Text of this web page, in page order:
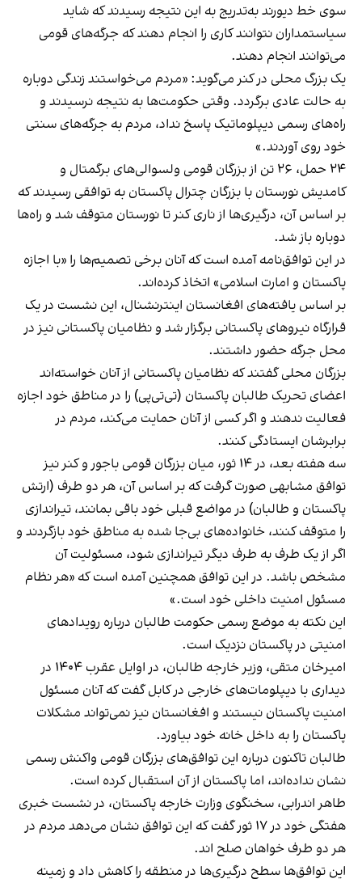
سوی خط دیورند به‌تدریج به این نتیجه رسیدند که شاید
سیاستمداران نتوانند کاری را انجام دهند که جرگه‌های قومی
می‌توانند انجام دهند.
یک بزرگ محلی در کنر می‌گوید: «مردم می‌خواستند زندگی دوباره
به حالت عادی برگردد. وقتی حکومت‌ها به نتیجه نرسیدند و
راه‌های رسمی دیپلوماتیک پاسخ نداد، مردم به جرگه‌های سنتی
خود روی آوردند.»
۲۴ حمل، ۲۶ تن از بزرگان قومی ولسوالی‌های برگمتال و
کامدیش نورستان با بزرگان چترال پاکستان به توافقی رسیدند که
بر اساس آن، درگیری‌ها از ناری کنر تا نورستان متوقف شد و راه‌ها
دوباره باز شد.
در این توافق‌نامه آمده است که آنان برخی تصمیم‌ها را «با اجازه
پاکستان و امارت اسلامی» اتخاذ کرده‌اند.
بر اساس یافته‌های افغانستان اینترنشنال، این نشست در یک
قرارگاه نیروهای پاکستانی برگزار شد و نظامیان پاکستانی نیز در
محل جرگه حضور داشتند.
بزرگان محلی گفتند که نظامیان پاکستانی از آنان خواسته‌اند
اعضای تحریک طالبان پاکستان (تی‌تی‌پی) را در مناطق خود اجازه
فعالیت ندهند و اگر کسی از آنان حمایت می‌کند، مردم در
برابرشان ایستادگی کنند.
سه هفته بعد، در ۱۴ ثور، میان بزرگان قومی باجور و کنر نیز
توافق مشابهی صورت گرفت که بر اساس آن، هر دو طرف (ارتش
پاکستان و طالبان) در مواضع قبلی خود باقی بمانند، تیراندازی
را متوقف کنند، خانواده‌های بی‌جا شده به مناطق خود بازگردند و
اگر از یک طرف به طرف دیگر تیراندازی شود، مسئولیت آن
مشخص باشد. در این توافق همچنین آمده است که «هر نظام
مسئول امنیت داخلی خود است.»
این نکته به موضع رسمی حکومت طالبان درباره رویدادهای
امنیتی در پاکستان نزدیک است.
امیرخان متقی، وزیر خارجه طالبان، در اوایل عقرب ۱۴۰۴ در
دیداری با دیپلومات‌های خارجی در کابل گفت که آنان مسئول
امنیت پاکستان نیستند و افغانستان نیز نمی‌تواند مشکلات
پاکستان را به داخل خانه خود بیاورد.
طالبان تاکنون درباره این توافق‌های بزرگان قومی واکنش رسمی
نشان نداده‌اند، اما پاکستان از آن استقبال کرده است.
طاهر اندرابی، سخنگوی وزارت خارجه پاکستان، در نشست خبری
هفتگی خود در ۱۷ ثور گفت که این توافق نشان می‌دهد مردم در
هر دو طرف خواهان صلح اند.
این توافق‌ها سطح درگیری‌ها در منطقه را کاهش داد و زمینه